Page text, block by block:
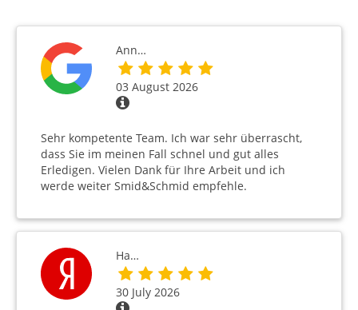
Ann…
03 August 2026
Sehr kompetente Team. Ich war sehr überrascht,
dass Sie im meinen Fall schnel und gut alles
Erledigen. Vielen Dank für Ihre Arbeit und ich
werde weiter Smid&Schmid empfehle.
На…
30 July 2026